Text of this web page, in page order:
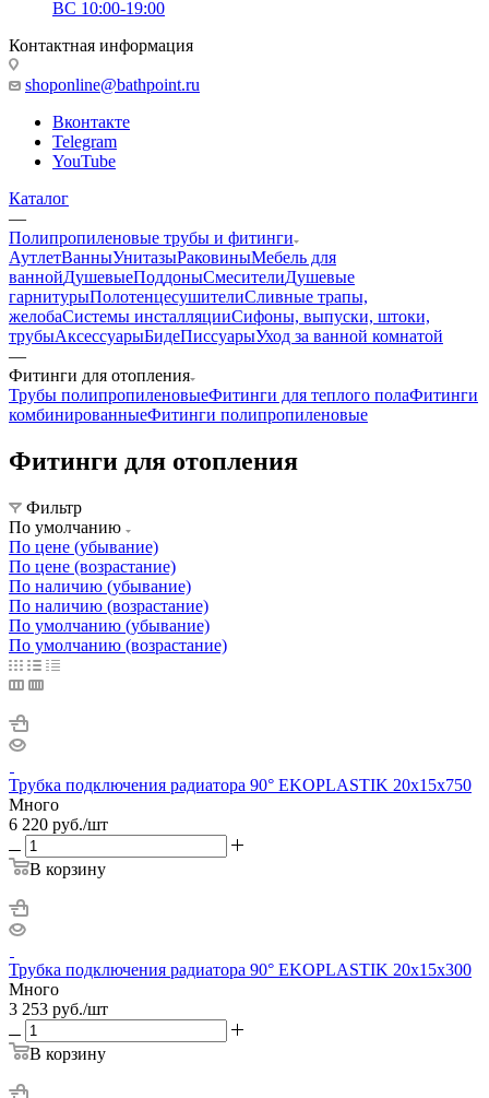
ВС 10:00-19:00
Контактная информация
shoponline@bathpoint.ru
Вконтакте
Telegram
YouTube
Каталог
—
Полипропиленовые трубы и фитинги
АутлетВанныУнитазыРаковиныМебель для
ваннойДушевыеПоддоныСмесителиДушевые
гарнитурыПолотенцесушителиСливные трапы,
желобаСистемы инсталляцииСифоны, выпуски, штоки,
трубыАксессуарыБидеПиссуарыУход за ванной комнатой
—
Фитинги для отопления
Трубы полипропиленовыеФитинги для теплого полаФитинги
комбинированныеФитинги полипропиленовые
Фитинги для отопления
Фильтр
По умолчанию
По цене (убывание)
По цене (возрастание)
По наличию (убывание)
По наличию (возрастание)
По умолчанию (убывание)
По умолчанию (возрастание)
Трубка подключения радиатора 90° EKOPLASTIK 20х15х750
Много
6 220 руб./шт
В корзину
Трубка подключения радиатора 90° EKOPLASTIK 20х15х300
Много
3 253 руб./шт
В корзину